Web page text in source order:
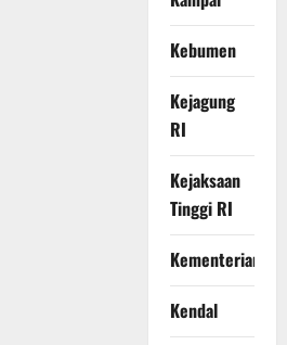
Kebumen
Kejagung
RI
Kejaksaan
Tinggi RI
Kementerian
Kendal